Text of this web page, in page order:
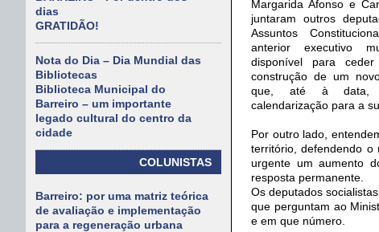
dias
GRATIDÃO!
Nota do Dia – Dia Mundial das
Bibliotecas
Biblioteca Municipal do
Barreiro – um importante
legado cultural do centro da
cidade
COLUNISTAS
Barreiro: por uma matriz teórica
de avaliação e implementação
para a regeneração urbana
Margarida Afonso e
juntaram outros
Assuntos
anterior executivo
disponível para
construção de um
que, até à data,
calendarização para a
Por outro lado,
território, defendendo o
urgente um aumento
resposta permanente.
Os deputados
que perguntam ao
e em que número.